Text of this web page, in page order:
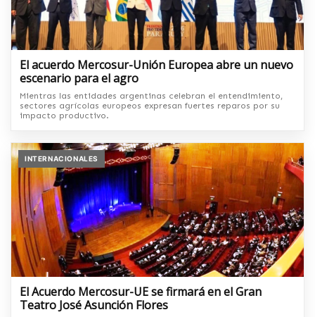
El acuerdo Mercosur-Unión Europea abre un nuevo
escenario para el agro
Mientras las entidades argentinas celebran el entendimiento,
sectores agrícolas europeos expresan fuertes reparos por su
impacto productivo.
INTERNACIONALES
El Acuerdo Mercosur-UE se firmará en el Gran
Teatro José Asunción Flores